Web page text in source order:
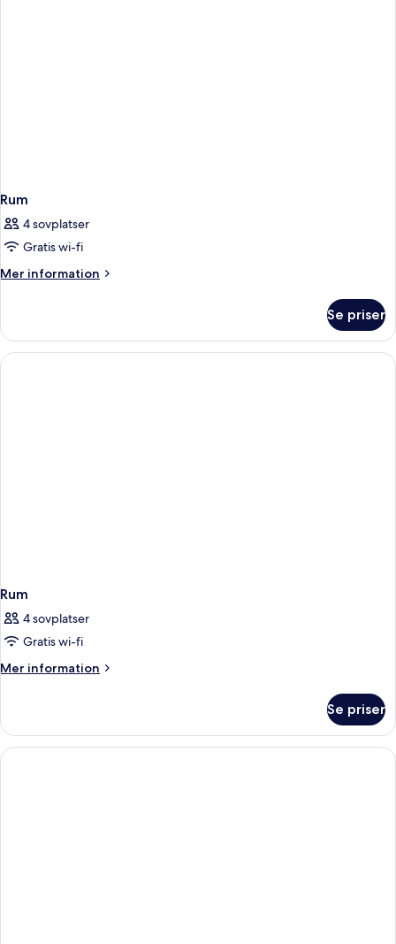
Rum
4 sovplatser
Gratis wi-fi
Mer information
Mer
Se priser
Rum
4 sovplatser
Gratis wi-fi
Mer information
Mer
Se priser